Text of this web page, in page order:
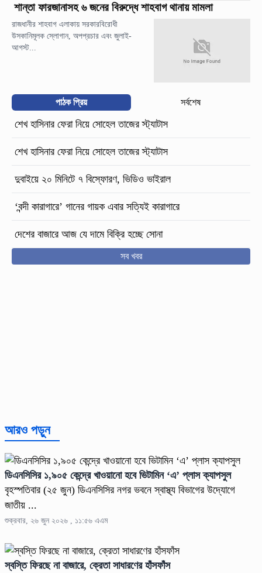
শান্তা ফারজানাসহ ৬ জনের বিরুদ্ধে শাহবাগ থানায় মামলা
রাজধানীর শাহবাগ এলাকায় সরকারবিরোধী
উসকানিমূলক স্লোগান, অপপ্রচার এবং জুলাই-
আগস্ট...
পাঠক প্রিয় সর্বশেষ
শেখ হাসিনার ফেরা নিয়ে সোহেল তাজের স্ট্যাটাস
শেখ হাসিনার ফেরা নিয়ে সোহেল তাজের স্ট্যাটাস
দুবাইয়ে ২০ মিনিটে ৭ বিস্ফোরণ, ভিডিও ভাইরাল
‘বন্দী কারাগারে’ গানের গায়ক এবার সত্যিই কারাগারে
দেশের বাজারে আজ যে দামে বিক্রি হচ্ছে সোনা
সব খবর
আরও পড়ুন
ডিএনসিসির ১,৯০৫ কেন্দ্রে খাওয়ানো হবে ভিটামিন ‘এ’ প্লাস ক্যাপসুল
বৃহস্পতিবার (২৫ জুন) ডিএনসিসির নগর ভবনে স্বাস্থ্য বিভাগের উদ্যোগে
জাতীয় ...
শুক্রবার, ২৬ জুন ২০২৬ , ১১:৫৬ এএম
স্বস্তি ফিরছে না বাজারে, ক্রেতা সাধারণের হাঁসফাঁস